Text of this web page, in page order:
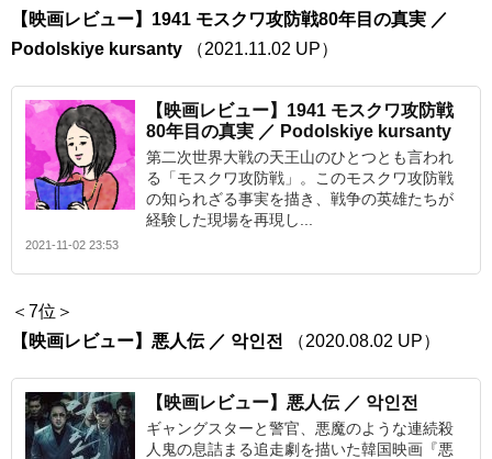
【映画レビュー】1941 モスクワ攻防戦80年目の真実 ／
Podolskiye kursanty （2021.11.02 UP）
【映画レビュー】1941 モスクワ攻防戦
80年目の真実 ／ Podolskiye kursanty
第二次世界大戦の天王山のひとつとも言われ
る「モスクワ攻防戦」。このモスクワ攻防戦
の知られざる事実を描き、戦争の英雄たちが
経験した現場を再現し...
2021-11-02 23:53
＜7位＞
【映画レビュー】悪人伝 ／ 악인전
（2020.08.02 UP）
【映画レビュー】悪人伝 ／ 악인전
ギャングスターと警官、悪魔のような連続殺
人鬼の息詰まる追走劇を描いた韓国映画『悪